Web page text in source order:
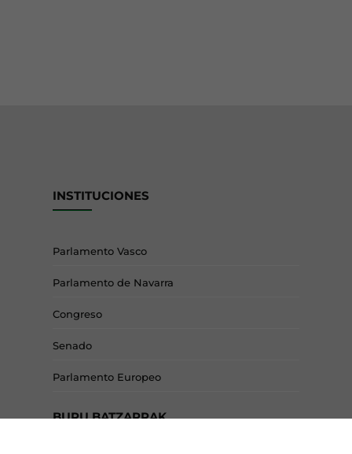
INSTITUCIONES
Parlamento Vasco
Parlamento de Navarra
Congreso
Senado
Parlamento Europeo
BURU BATZARRAK